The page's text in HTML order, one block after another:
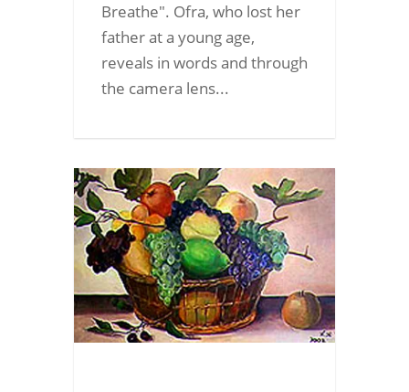
Breathe". Ofra, who lost her
father at a young age,
reveals in words and through
the camera lens...